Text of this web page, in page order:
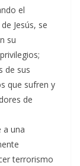
el
Jesús, se
su
de sus
que sufren y
de
a una
terrorismo